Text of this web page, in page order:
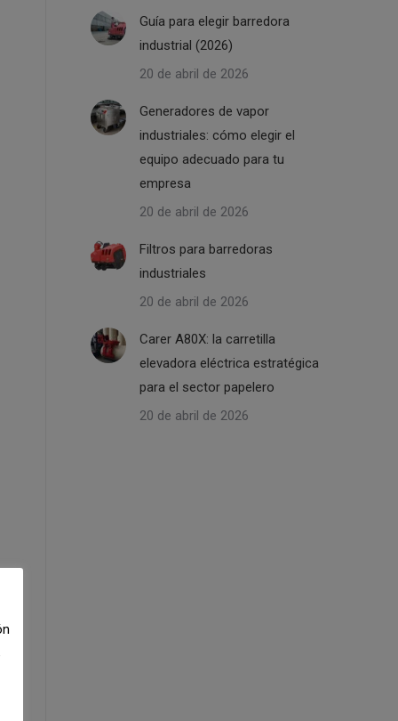
Guía para elegir barredora
industrial (2026)
20 de abril de 2026
Generadores de vapor
industriales: cómo elegir el
equipo adecuado para tu
empresa
20 de abril de 2026
Filtros para barredoras
industriales
20 de abril de 2026
Carer A80X: la carretilla
elevadora eléctrica estratégica
para el sector papelero
20 de abril de 2026